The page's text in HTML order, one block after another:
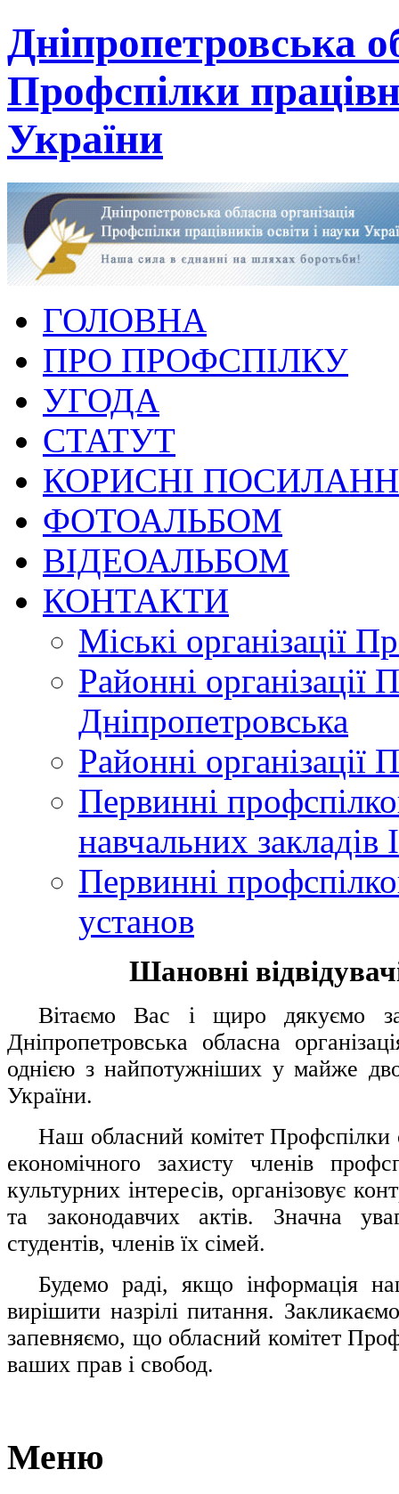
Дніпропетровська
Профспілки
України
ГОЛОВНА
ПРО ПРОФСПІЛКУ
УГОДА
СТАТУТ
КОРИСНІ
ФОТОАЛЬБОМ
ВІДЕОАЛЬБОМ
КОНТАКТИ
Міські організації
Районні організації
Дніпропетровська
Районні організації
Первинні
навчальних закладів
Первинні
установ
Шановні
Вітаємо Вас і щиро дякуємо за
Дніпропетровська обласна
однією з найпотужніших у майже
України.
Наш обласний комітет Профспілки
економічного захисту членів
культурних інтересів, організовує
та законодавчих актів. Значна
студентів, членів їх сімей.
Будемо раді, якщо інформація
вирішити назрілі питання.
запевняємо, що обласний комітет
ваших прав і свобод.
Меню